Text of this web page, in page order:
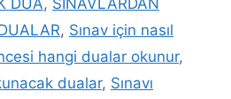
DUA, SINAVLARDAN
, Sınav için nasıl
hangi dualar okunur,
dualar, Sınavı